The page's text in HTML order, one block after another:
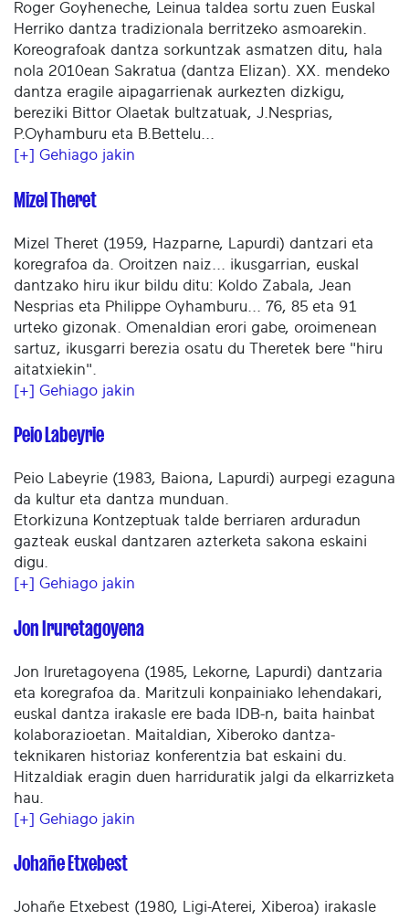
Roger Goyheneche, Leinua taldea sortu zuen Euskal
Herriko dantza tradizionala berritzeko asmoarekin.
Koreografoak dantza sorkuntzak asmatzen ditu, hala
nola 2010ean Sakratua (dantza Elizan). XX. mendeko
dantza eragile aipagarrienak aurkezten dizkigu,
bereziki Bittor Olaetak bultzatuak, J.Nesprias,
P.Oyhamburu eta B.Bettelu...
[+] Gehiago jakin
Mizel Theret
Mizel Theret (1959, Hazparne, Lapurdi) dantzari eta
koregrafoa da. Oroitzen naiz... ikusgarrian, euskal
dantzako hiru ikur bildu ditu: Koldo Zabala, Jean
Nesprias eta Philippe Oyhamburu... 76, 85 eta 91
urteko gizonak. Omenaldian erori gabe, oroimenean
sartuz, ikusgarri berezia osatu du Theretek bere "hiru
aitatxiekin".
[+] Gehiago jakin
Peio Labeyrie
Peio Labeyrie (1983, Baiona, Lapurdi) aurpegi ezaguna
da kultur eta dantza munduan.
Etorkizuna Kontzeptuak talde berriaren arduradun
gazteak euskal dantzaren azterketa sakona eskaini
digu.
[+] Gehiago jakin
Jon Iruretagoyena
Jon Iruretagoyena (1985, Lekorne, Lapurdi) dantzaria
eta koregrafoa da. Maritzuli konpainiako lehendakari,
euskal dantza irakasle ere bada IDB-n, baita hainbat
kolaborazioetan. Maitaldian, Xiberoko dantza-
teknikaren historiaz konferentzia bat eskaini du.
Hitzaldiak eragin duen harriduratik jalgi da elkarrizketa
hau.
[+] Gehiago jakin
Johañe Etxebest
Johañe Etxebest (1980, Ligi-Aterei, Xiberoa) irakasle